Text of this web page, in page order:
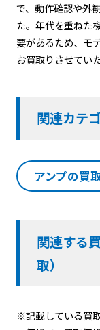
で、動作確認や外
た。年代を重ねた
要があるため、モ
お買取りさせてい
関連カテ
アンプの買
関連する
取）
※記載している買